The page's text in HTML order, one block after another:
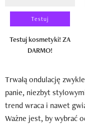
Testuj
Testuj kosmetyki! ZA
DARMO!
Trwałą ondulację
panie, niezbyt
trend wraca i nawet
Ważne jest, by wybrać